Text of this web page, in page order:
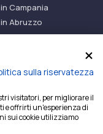
Campania
Abruzzo
Resort
0133251 del
di Viaggi n°
Agencies.
sulla riservatezza
visitatori, per migliorare il
e offrirti un'esperienza di
sui cookie utilizziamo